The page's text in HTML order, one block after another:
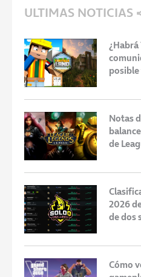
ULTIMAS NOTICIAS
Notas
de
2026
de dos
Cómo